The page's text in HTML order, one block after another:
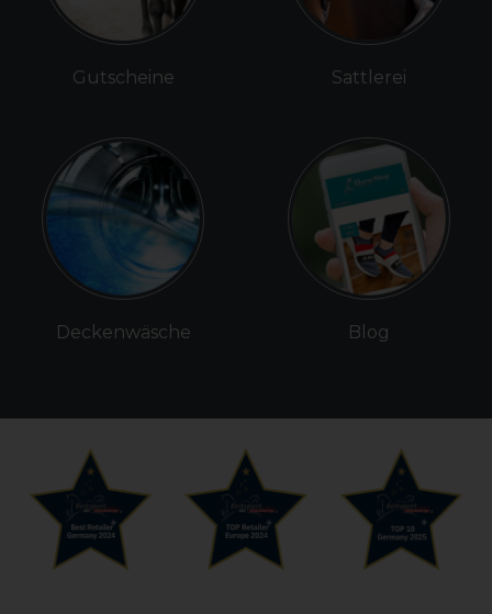
Gutscheine
Deckenwäsche
Sattlerei
Blog